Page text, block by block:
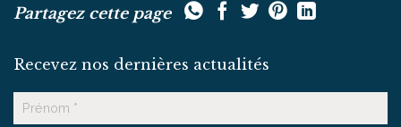
Partagez cette page
Recevez nos dernières actualités